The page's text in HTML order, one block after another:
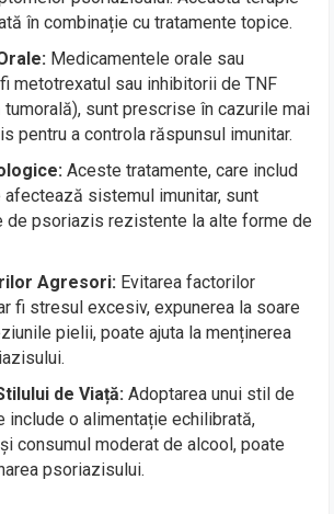
în combinație cu tratamente topice.
Medicamentele orale sau
metotrexatul sau inhibitorii de TNF
sunt prescrise în cazurile mai
pentru a controla răspunsul imunitar.
Aceste tratamente, care includ
afectează sistemul imunitar, sunt
de psoriazis rezistente la alte forme de
Agresori: Evitarea factorilor
fi stresul excesiv, expunerea la soare
pielii, poate ajuta la menținerea
de Viață: Adoptarea unui stil de
include o alimentație echilibrată,
consumul moderat de alcool, poate
psoriazisului.